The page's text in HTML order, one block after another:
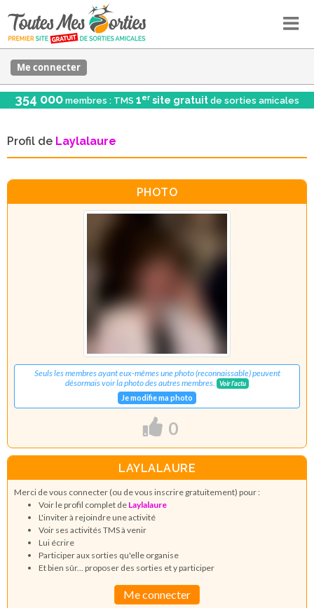
Me connecter
354 000 membres : TMS 1er site gratuit de sorties amicales
Profil de Laylalaure
PHOTO
Seuls les membres ayant eux-mêmes une photo (reconnaissable) peuvent
désormais voir la photo des autres membres.
Voir l'actu
Je modifie ma photo
0
LAYLALAURE
Merci de vous connecter (ou de vous inscrire gratuitement) pour :
Voir le profil complet de Laylalaure
L'inviter à rejoindre une activité
Voir ses activités TMS à venir
Lui écrire
Participer aux sorties qu'elle organise
Et bien sûr... proposer des sorties et y participer
Me connecter